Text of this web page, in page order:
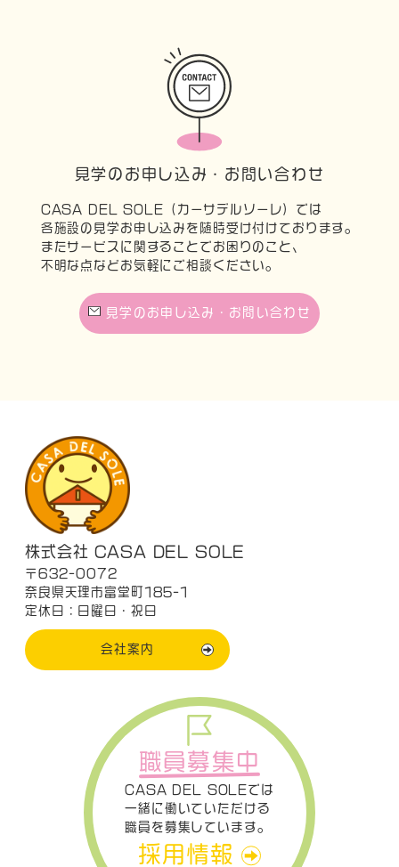
見学のお申し込み・お問い合わせ
CASA DEL SOLE（カーサデルソーレ）では
各施設の見学お申し込みを随時受け付けております。
またサービスに関することでお困りのこと、
不明な点などお気軽にご相談ください。
見学のお申し込み・お問い合わせ
株式会社 CASA DEL SOLE
〒632-0072
奈良県天理市富堂町185-1
定休日：日曜日・祝日
会社案内
職員募集中
CASA DEL SOLEでは
一緒に働いていただける
職員を募集しています。
採用情報